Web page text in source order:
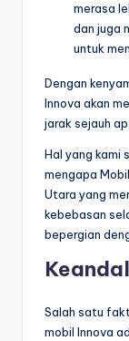
merasa
dan juga
untuk
Dengan
Innova akan
jarak sejauh
Hal yang kami
mengapa
Utara yang
kebebasan
bepergian
Salah satu
mobil Innova